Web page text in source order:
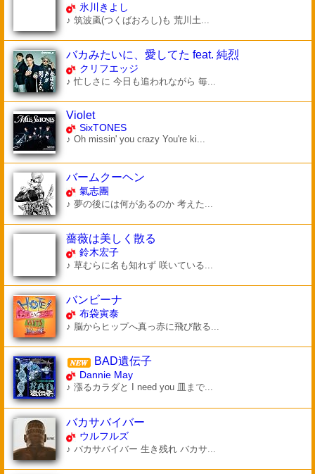
氷川きよし
♪ 筑波颪(つくばおろし)も 荒川土...
バカみたいに、愛してた feat. 純烈
クリフエッジ
♪ 忙しさに 今日も追われながら 毎...
Violet
SixTONES
♪ Oh missin' you crazy You're ki...
バームクーヘン
氣志團
♪ 夢の後には何があるのか 考えた...
薔薇は美しく散る
鈴木宏子
♪ 草むらに名も知れず 咲いている...
バンビーナ
布袋寅泰
♪ 脳からヒップへ真っ赤に飛び散る...
BAD遺伝子
Dannie May
♪ 漲るカラダと I need you 皿まで...
バカサバイバー
ウルフルズ
♪ バカサバイバー 生き残れ バカサ...